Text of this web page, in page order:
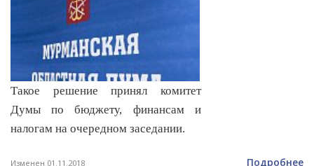
Такое решение принял комитет
Думы по бюджету, финансам и
налогам на очередном заседании.
Изменен 01.11.2018 Подробнее